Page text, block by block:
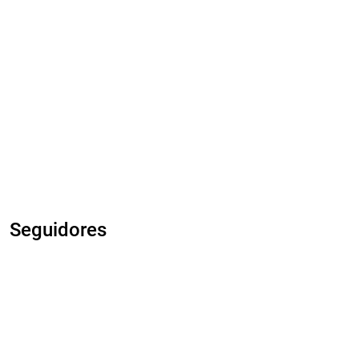
Seguidores